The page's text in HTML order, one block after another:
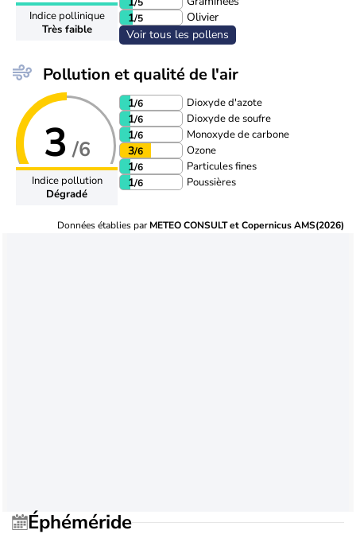
Indice pollinique
Très faible
1/5
Olivier
Voir tous les pollens
Pollution et qualité de l'air
3 /6
Indice pollution
Dégradé
1/6 Dioxyde d'azote
1/6 Dioxyde de soufre
1/6 Monoxyde de carbone
3/6 Ozone
1/6 Particules fines
1/6 Poussières
Données établies parMETEO CONSULT et Copernicus AMS(2026)
Éphéméride